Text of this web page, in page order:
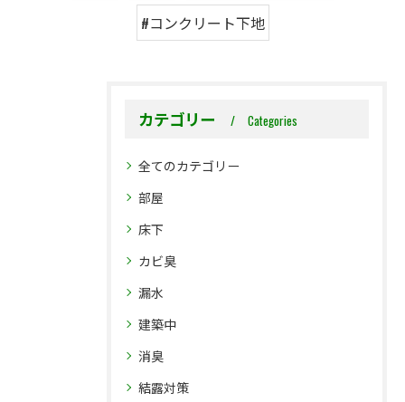
#コンクリート下地
カテゴリー Categories
全てのカテゴリー
部屋
床下
カビ臭
漏水
建築中
消臭
結露対策